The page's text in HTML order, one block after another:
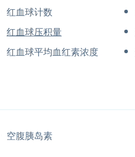
红血球计数
红血球压积量
红血球平均血红素浓度
空腹胰岛素